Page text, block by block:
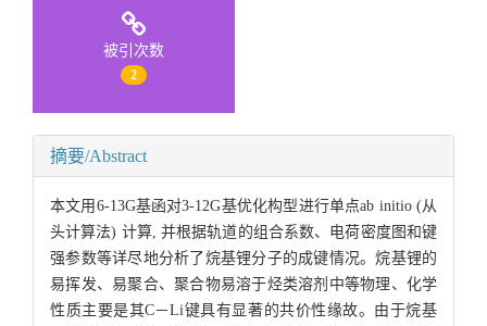
被引次数
2
摘要/Abstract
本文用6-13G基函对3-12G基优化构型进行单点ab initio (从
头计算法) 计算, 并根据轨道的组合系数、电荷密度图和键
强参数等详尽地分析了烷基锂分子的成键情况。烷基锂的
易挥发、易聚合、聚合物易溶于烃类溶剂中等物理、化学
性质主要是其C－Li键具有显著的共价性缘故。由于烷基